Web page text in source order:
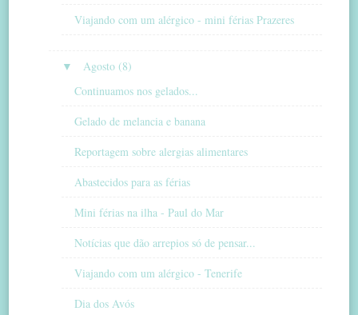
Viajando com um alérgico - mini férias Prazeres
▼
Agosto (8)
Continuamos nos gelados...
Gelado de melancia e banana
Reportagem sobre alergias alimentares
Abastecidos para as férias
Mini férias na ilha - Paul do Mar
Notícias que dão arrepios só de pensar...
Viajando com um alérgico - Tenerife
Dia dos Avós